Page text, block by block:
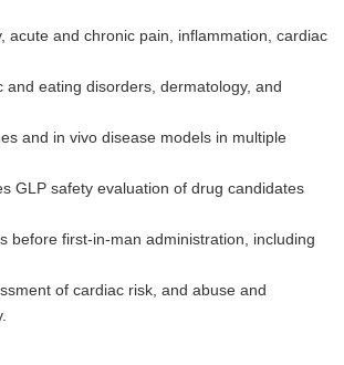
acute and chronic pain, inflammation, cardiac
and eating disorders, dermatology, and
and in vivo disease models in multiple
GLP safety evaluation of drug candidates
before first-in-man administration, including
of cardiac risk, and abuse and